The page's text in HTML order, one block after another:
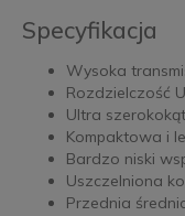
Specyfikacja
Wysoka
Rozdzielczość
Ultra
Kompaktowa i
Bardzo niski
Uszczelniona
Przednia